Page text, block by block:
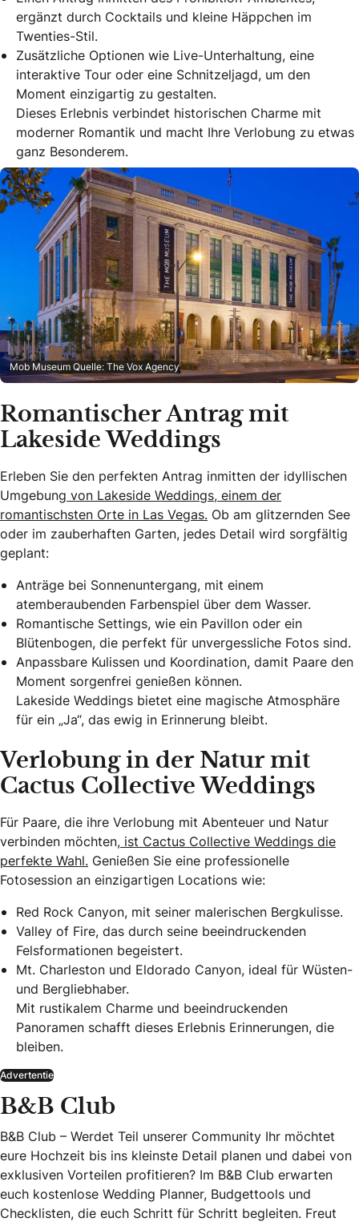
ergänzt durch Cocktails und kleine Häppchen im
Twenties-Stil.
Zusätzliche Optionen wie Live-Unterhaltung, eine
interaktive Tour oder eine Schnitzeljagd, um den
Moment einzigartig zu gestalten.
Dieses Erlebnis verbindet historischen Charme mit
moderner Romantik und macht Ihre Verlobung zu etwas
ganz Besonderem.
Mob Museum Quelle: The Vox Agency
Romantischer Antrag mit
Lakeside Weddings
Erleben Sie den perfekten Antrag inmitten der idyllischen
Umgebung von Lakeside Weddings, einem der
romantischsten Orte in Las Vegas. Ob am glitzernden See
oder im zauberhaften Garten, jedes Detail wird sorgfältig
geplant:
Anträge bei Sonnenuntergang, mit einem
atemberaubenden Farbenspiel über dem Wasser.
Romantische Settings, wie ein Pavillon oder ein
Blütenbogen, die perfekt für unvergessliche Fotos sind.
Anpassbare Kulissen und Koordination, damit Paare den
Moment sorgenfrei genießen können.
Lakeside Weddings bietet eine magische Atmosphäre
für ein „Ja“, das ewig in Erinnerung bleibt.
Verlobung in der Natur mit
Cactus Collective Weddings
Für Paare, die ihre Verlobung mit Abenteuer und Natur
verbinden möchten, ist Cactus Collective Weddings die
perfekte Wahl. Genießen Sie eine professionelle
Fotosession an einzigartigen Locations wie:
Red Rock Canyon, mit seiner malerischen Bergkulisse.
Valley of Fire, das durch seine beeindruckenden
Felsformationen begeistert.
Mt. Charleston und Eldorado Canyon, ideal für Wüsten-
und Bergliebhaber.
Mit rustikalem Charme und beeindruckenden
Panoramen schafft dieses Erlebnis Erinnerungen, die
bleiben.
Advertentie
B&B Club
B&B Club – Werdet Teil unserer Community Ihr möchtet
eure Hochzeit bis ins kleinste Detail planen und dabei von
exklusiven Vorteilen profitieren? Im B&B Club erwarten
euch kostenlose Wedding Planner, Budgettools und
Checklisten, die euch Schritt für Schritt begleiten. Freut